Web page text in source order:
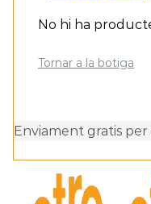
No hi ha
Tornar a la botiga
Enviament gratis